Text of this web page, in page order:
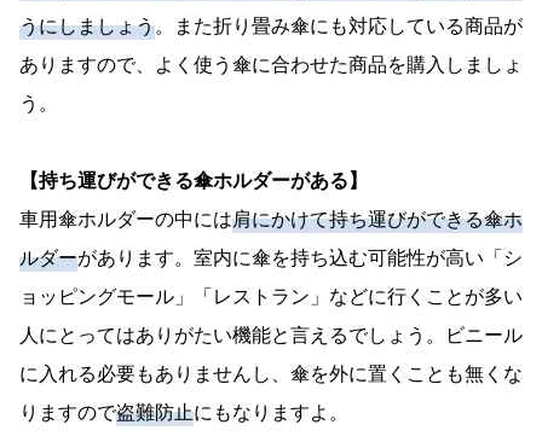
うにしましょう。また折り畳み傘にも対応している商品が
ありますので、よく使う傘に合わせた商品を購入しましょ
う。
【持ち運びができる傘ホルダーがある】
車用傘ホルダーの中には肩にかけて持ち運びができる傘ホ
ルダーがあります。室内に傘を持ち込む可能性が高い「シ
ョッピングモール」「レストラン」などに行くことが多い
人にとってはありがたい機能と言えるでしょう。ビニール
に入れる必要もありませんし、傘を外に置くことも無くな
りますので盗難防止にもなりますよ。